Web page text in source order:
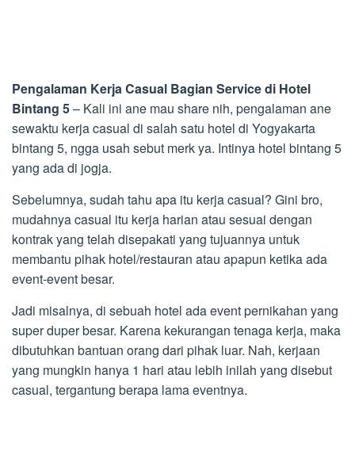
Pengalaman Kerja Casual Bagian Service di Hotel
Bintang 5– Kali ini ane mau share nih, pengalaman ane
sewaktu kerja casual di salah satu hotel di Yogyakarta
bintang 5, ngga usah sebut merk ya. Intinya hotel bintang 5
yang ada di jogja.
Sebelumnya, sudah tahu apa itu kerja casual? Gini bro,
mudahnya casual itu kerja harian atau sesuai dengan
kontrak yang telah disepakati yang tujuannya untuk
membantu pihak hotel/restauran atau apapun ketika ada
event-event besar.
Jadi misalnya, di sebuah hotel ada event pernikahan yang
super duper besar. Karena kekurangan tenaga kerja, maka
dibutuhkan bantuan orang dari pihak luar. Nah, kerjaan
yang mungkin hanya 1 hari atau lebih inilah yang disebut
casual, tergantung berapa lama eventnya.